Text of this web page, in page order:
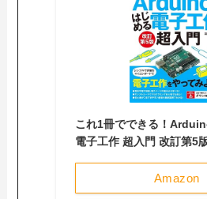
これ1冊でできる！
電子工作 超入門 改訂第5
Amazon